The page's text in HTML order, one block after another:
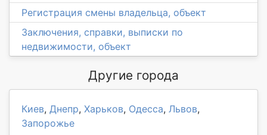
Регистрация смены владельца, объект
Заключения, справки, выписки по
недвижимости, объект
Другие города
Киев, Днепр, Харьков, Одесса, Львов,
Запорожье